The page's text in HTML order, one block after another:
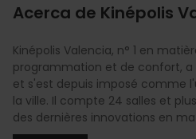
Acerca de Kinépolis
Kinépolis Valencia, n° 1 en
programmation et de confort, a
et s'est depuis imposé comme
la ville. Il compte 24 salles et
des dernières innovations en